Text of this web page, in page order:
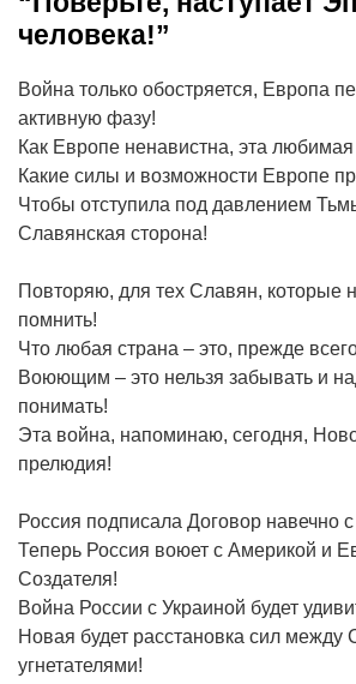
человека!”
Война только обостряется, Европа
активную фазу!
Как Европе ненавистна, эта
Какие силы и возможности Европе
Чтобы отступила под давлением
Славянская сторона!
Повторяю, для тех Славян, которые
помнить!
Что любая страна – это, прежде
Воюющим – это нельзя забывать и
понимать!
Эта война, напоминаю, сегодня,
прелюдия!
Россия подписала Договор навечно
Теперь Россия воюет с Америкой и
Создателя!
Война России с Украиной будет
Новая будет расстановка сил между
угнетателями!